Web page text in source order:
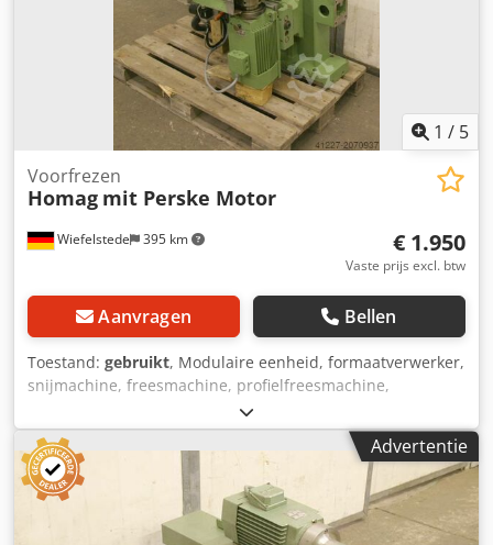
1 / 5
Wiefelstede 395 km
Voorfrezen
Homag mit Perske Motor
€ 1.950
Vaste prijs excl. btw
Aanvragen Bellen
Toestand: gebruikt, Modulaire eenheid, formaatverwerker,
snijmachine, freesmachine, profielfreesmachine,
voegfreesmachine, snijmachine, dubbelzijdige profiler,
kantverwerkingsmachine, scoremotor,
versnipperaarmotor, freesmotor voor
kantverwerkingsmachine -HOMAG freesunit voor het
gezamenlijk frezen -met zware zwaluwstaartgeleider -
Freestoestel: draaibaar -1x motoren Perske -Motortype:
Advertentie